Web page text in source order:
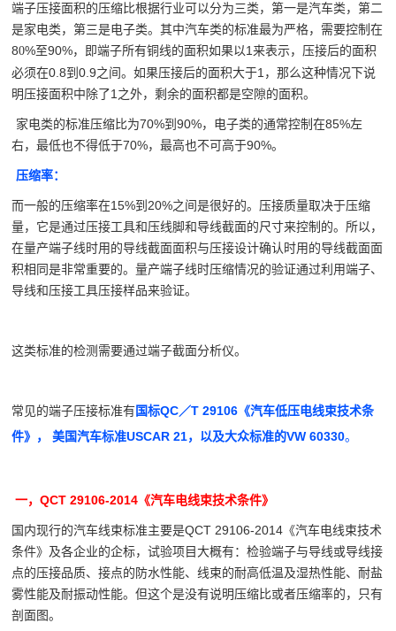
端子压接面积的压缩比根据行业可以分为三类，第一是汽车类，第二
是家电类，第三是电子类。其中汽车类的标准最为严格，需要控制在
80%至90%，即端子所有铜线的面积如果以1来表示，压接后的面积
必须在0.8到0.9之间。如果压接后的面积大于1 ，那么这种情况下说
明压接面积中除了1 之外，剩余的面积都是空隙的面积。
家电类的标准压缩比为70%到90%，电子类的通常控制在85%左
右，最低也不得低于70%，最高也不可高于90%。
压缩率：
而一般的压缩率在15%到20%之间是很好的。压接质量取决于压缩
量，它是通过压接工具和压线脚和导线截面的尺寸来控制的。所以，
在量产端子线时用的导线截面面积与压接设计确认时用的导线截面面
积相同是非常重要的。量产端子线时压缩情况的验证通过利用端子、
导线和压接工具压接样品来验证。
这类标准的检测需要通过端子截面分析仪。
常见的端子压接标准有国标QC／T 29106《汽车低压电线束技术条
件》， 美国汽车标准USCAR 21，以及大众标准的VW 60330。
一，QCT 29106-2014《汽车电线束技术条件》
国内现行的汽车线束标准主要是QCT 29106-2014《汽车电线束技术
条件》及各企业的企标，试验项目大概有：检验端子与导线或导线接
点的压接品质、接点的防水性能、线束的耐高低温及湿热性能、耐盐
雾性能及耐振动性能。但这个是没有说明压缩比或者压缩率的，只有
剖面图。